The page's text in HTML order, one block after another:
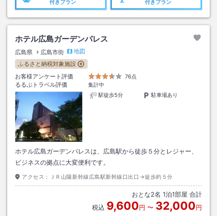
付きプラン 付きプラン
ホテル広島ガーデンパレス
広島県 広島市街
地図
ふるさと納税対象施設
お客様アンケート評価
76点
るるぶトラベル評価
集計中
駅徒歩5分
駐車場あり
ホテル広島ガーデンパレスは、広島駅から徒歩５分とレジャー、
ビジネスの拠点に大変便利です。
アクセス： ＪＲ山陽新幹線広島駅新幹線口出口→徒歩約５分
おとな2名 1泊1部屋 合計
税込 9,600円 〜 32,000円